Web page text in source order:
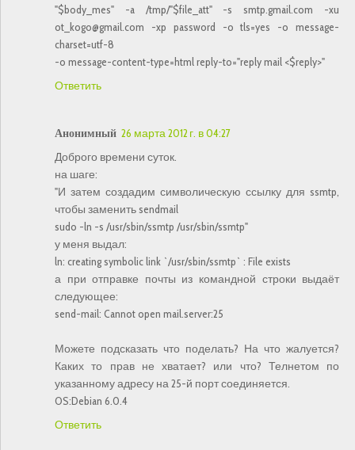
"$body_mes" -a /tmp/"$file_att" -s smtp.gmail.com -xu
ot_kogo@gmail.com -xp password -o tls=yes -o message-
charset=utf-8
-o message-content-type=html reply-to="reply mail <$reply>"
Ответить
Анонимный 26 марта 2012 г. в 04:27
Доброго времени суток.
на шаге:
"И затем создадим символическую ссылку для ssmtp,
чтобы заменить sendmail
sudo -ln -s /usr/sbin/ssmtp /usr/sbin/ssmtp"
у меня выдал:
ln: creating symbolic link `/usr/sbin/ssmtp` : File exists
а при отправке почты из командной строки выдаёт
следующее:
send-mail: Cannot open mail.server:25
Можете подсказать что поделать? На что жалуется?
Каких то прав не хватает? или что? Телнетом по
указанному адресу на 25-й порт соединяется.
OS:Debian 6.0.4
Ответить